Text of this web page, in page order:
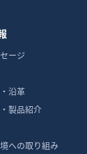
ージ
沿革
製品紹介
への取り組み